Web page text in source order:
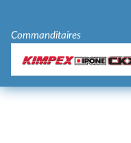
Commanditaires